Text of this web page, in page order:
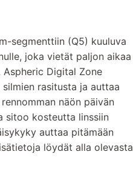
segmenttiin (Q5) kuuluva
joka vietät paljon aikaa
Digital Zone
rasitusta ja auttaa
näön päivän
sitoo kosteutta linssiin
auttaa pitämään
löydät alla olevasta